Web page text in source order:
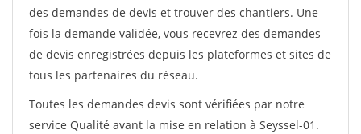
des demandes de devis et trouver des chantiers. Une
fois la demande validée, vous recevrez des demandes
de devis enregistrées depuis les plateformes et sites de
tous les partenaires du réseau.
Toutes les demandes devis sont vérifiées par notre
service Qualité avant la mise en relation à Seyssel-01.